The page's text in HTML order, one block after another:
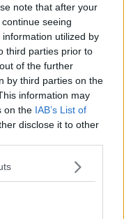
note that after your
seeing
utilized by
third parties prior to
of the further
by third parties on the
information may
on the IAB’s List of
disclose it to other
nuoto e corsa. Tutto
sul lago di Bilancino
29 maggio.
e consistono in un
ciclistico che
iniziando con
a San Gavino e
e nuovamente in
si svolgerà su un
del parco lungo lago.